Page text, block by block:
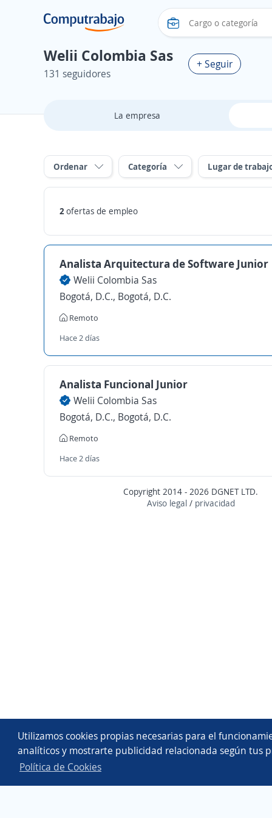
Utilizamos cookies propias necesarias para el
analíticos y mostrarte publicidad relacionada según tus
Política de Cookies
Welii Colombia Sas
131 seguidores
+ Seguir
La empresa
Ordenar Categoría Lugar de
2ofertas de empleo
Analista Arquitectura de Software Junior
Welii Colombia Sas
Bogotá, D.C., Bogotá, D.C.
Remoto
Hace 2 días
Analista Funcional Junior
Welii Colombia Sas
Bogotá, D.C., Bogotá, D.C.
Remoto
Hace 2 días
Copyright 2014 - 2026 DGNET LTD.
Aviso legal/ privacidad